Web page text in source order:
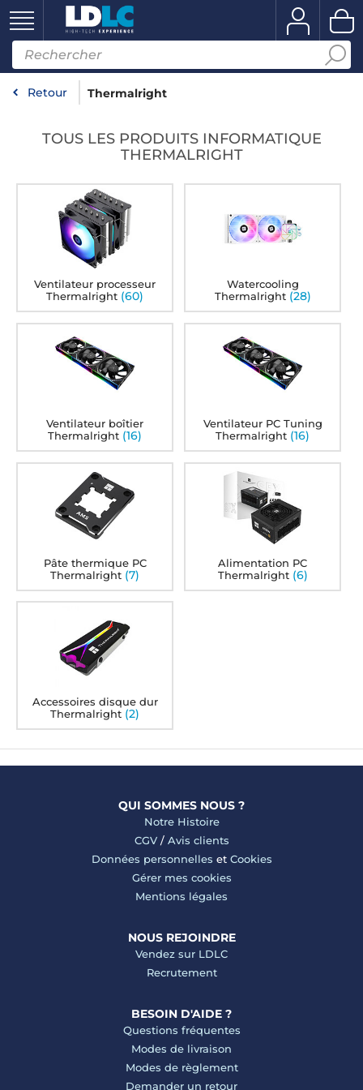
Retour Thermalright
TOUS LES PRODUITS INFORMATIQUE
THERMALRIGHT
Ventilateur processeur
Thermalright (60)
Watercooling
Thermalright (28)
Ventilateur boîtier
Thermalright (16)
Ventilateur PC Tuning
Thermalright (16)
Pâte thermique PC
Thermalright (7)
Alimentation PC
Thermalright (6)
Accessoires disque dur
Thermalright (2)
QUI SOMMES NOUS ?
Notre Histoire
CGV/ Avis clients
Données personnelles et Cookies
Gérer mes cookies
Mentions légales
NOUS REJOINDRE
Vendez sur LDLC
Recrutement
BESOIN D'AIDE ?
Questions fréquentes
Modes de livraison
Modes de règlement
Demander un retour